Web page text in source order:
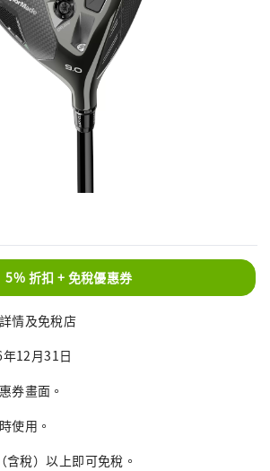
5% 折扣 + 免稅優惠券
情及免稅店
12月31日
券畫面。
使用。
含稅）以上即可免稅。